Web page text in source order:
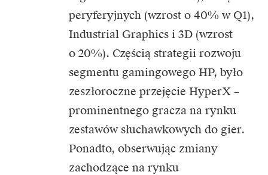
peryferyjnych (wzrost o 40% w Q1),
Industrial Graphics i 3D (wzrost
o 20%). Częścią strategii rozwoju
segmentu gamingowego HP, było
zeszłoroczne przejęcie HyperX –
prominentnego gracza na rynku
zestawów słuchawkowych do gier.
Ponadto, obserwując zmiany
zachodzące na rynku